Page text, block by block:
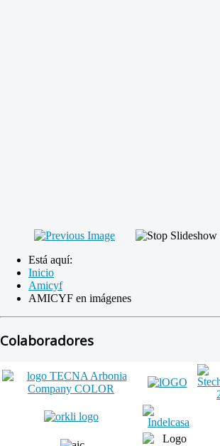
Está aquí:
Inicio
Amicyf
AMICYF en imágenes
Colaboradores